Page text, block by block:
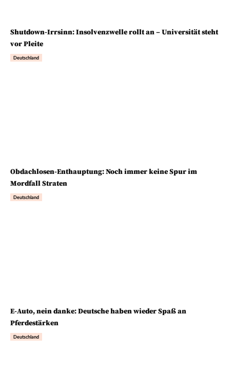
Shutdown-Irrsinn: Insolvenzwelle rollt an – Universität steht
vor Pleite
Deutschland
Obdachlosen-Enthauptung: Noch immer keine Spur im
Mordfall Straten
Deutschland
E-Auto, nein danke: Deutsche haben wieder Spaß an
Pferdestärken
Deutschland